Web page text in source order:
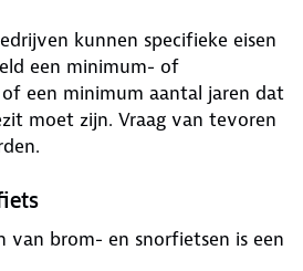
kunnen specifieke eisen
een minimum- of
een minimum aantal jaren dat
moet zijn. Vraag van tevoren
van brom- en snorfietsen is een